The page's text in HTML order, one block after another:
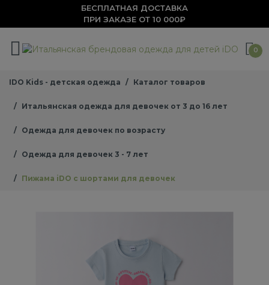
БЕСПЛАТНАЯ ДОСТАВКА
ПРИ ЗАКАЗЕ ОТ 10 000₽
0
IDO Kids - детская одежда Каталог товаров
Итальянская одежда для девочек от 3 до 16 лет
Одежда для девочек по возрасту
Одежда для девочек 3 - 7 лет
Пижама iDO с шортами для девочек